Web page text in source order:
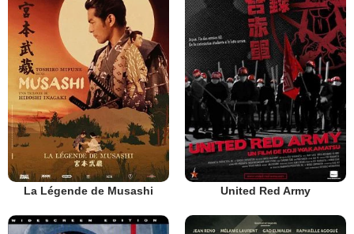
La Légende de Musashi United Red Army